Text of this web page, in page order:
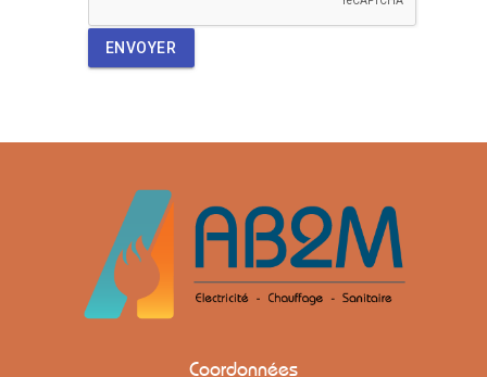
ENVOYER
Coordonnées